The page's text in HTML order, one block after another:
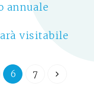
annuale
visitabile
6 7